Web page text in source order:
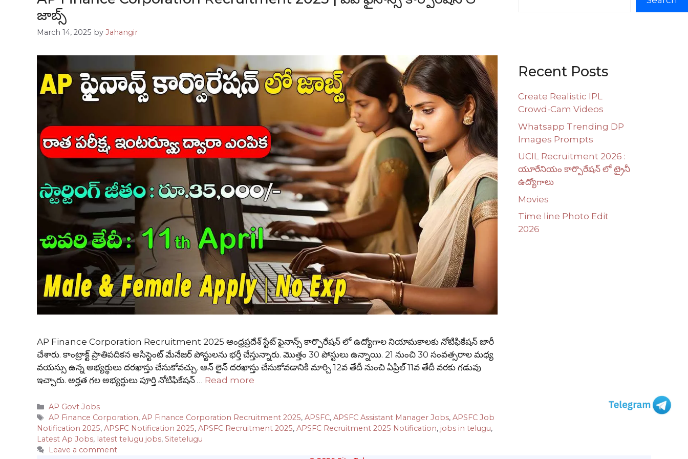
జాబ్స్
March 14, 2025 by Jahangir
AP Finance Corporation Recruitment 2025 ఆంధ్రప్రదేశ్ స్టేట్ ఫైనాన్స్ కార్పొరేషన్ లో ఉద్యోగాల నియామకాలకు నోటిఫికేషన్ జారీ
చేశారు. కాంట్రాక్ట్ ప్రాతిపదికన అసిస్టెంట్ మేనేజర్ పోస్టులను భర్తీ చేస్తున్నారు. మొత్తం 30 పోస్టులు ఉన్నాయి. 21 నుంచి 30 సంవత్సరాల మధ్య
వయస్సు ఉన్న అభ్యర్థులు దరఖాస్తు చేసుకోవచ్చు. ఆన్ లైన్ దరఖాస్తు చేసుకోవడానికి మార్చి 12వ తేదీ నుంచి ఏప్రిల్ 11వ తేదీ వరకు గడువు
ఇచ్చారు. అర్హత గల అభ్యర్థులు పూర్తి నోటిఫికేషన్ … Read more
Categories
AP Govt Jobs
Tags
AP Finance Corporation,AP Finance Corporation Recruitment 2025,APSFC,APSFC Assistant Manager Jobs,APSFC Job
Notification 2025, APSFC Notification 2025, APSFC Recruitment 2025, APSFC Recruitment 2025 Notification, jobs in telugu,
Latest Ap Jobs, latest telugu jobs, Sitetelugu
Leave a comment
Recent Posts
Create Realistic IPL
Crowd-Cam Videos
Whatsapp Trending DP
Images Prompts
UCIL Recruitment 2026 :
యూరేనియం కార్పొరేషన్ లో ట్రైనీ
ఉద్యోగాలు
Movies
Time line Photo Edit
2026